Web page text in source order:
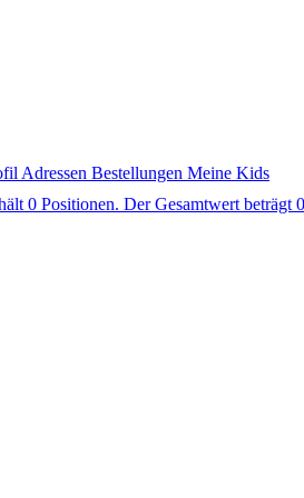
Adressen Bestellungen Meine Kids
0 Positionen. Der Gesamtwert beträgt